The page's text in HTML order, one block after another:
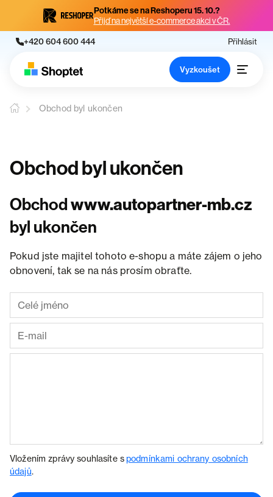
Potkáme se na Reshoperu 15. 10.?
Přijď na největší e-commerce akci v ČR.
+420 604 600 444 Přihlásit
Vyzkoušet
Obchod byl ukončen
Obchod byl ukončen
Obchodwww.autopartner-mb.cz
byl ukončen
Pokud jste majitel tohoto e-shopu a máte zájem o jeho
obnovení, tak se na nás prosím obraťte.
Vložením zprávy souhlasíte spodmínkami ochrany osobních
údajů.